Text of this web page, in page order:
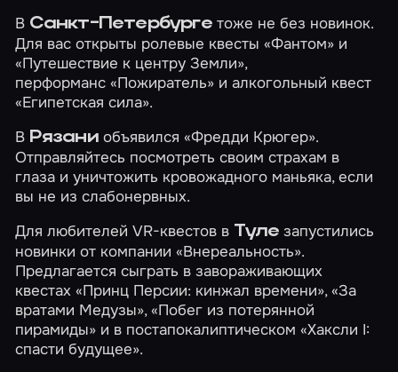
В Санкт-Петербургетоже не без новинок.
Для вас открыты ролевые квесты«Фантом» и
«Путешествие к центру Земли»,
перформанс«Пожиратель» иалкогольный квест
«Египетская сила».
В Рязаниобъявился «Фредди Крюгер».
Отправляйтесь посмотреть своим страхам в
глаза и уничтожить кровожадного маньяка, если
вы не из слабонервных.
Для любителей VR-квестов в Туле запустились
новинки от компании «Внереальность».
Предлагается сыграть в завораживающих
квестах«Принц Персии: кинжал времени»,«За
вратами Медузы»,«Побег из потерянной
пирамиды» и в постапокалиптическом«Хаксли I:
спасти будущее».